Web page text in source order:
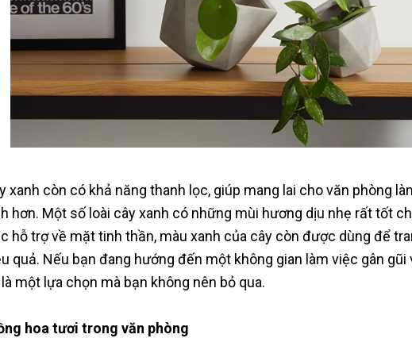
xanh còn có khả năng thanh lọc, giúp mang lai cho văn phòng
hơn. Một số loài cây xanh có những mùi hương dịu nhẹ rất tốt
hỗ trợ về mặt tinh thần, màu xanh của cây còn được dùng để
quả. Nếu bạn đang hướng đến một không gian làm việc gân
một lựa chọn mà bạn không nên bỏ qua.
hoa tươi trong văn phòng